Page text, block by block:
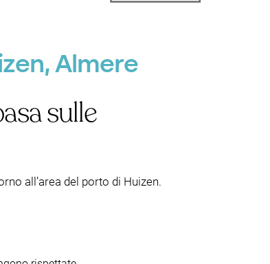
Almere
sulle
all’area del porto di Huizen.